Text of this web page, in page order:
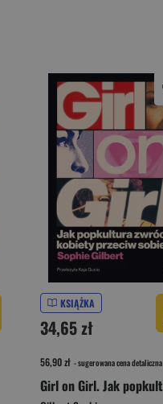
KSIĄŻKA
34,65 zł
56,90 zł - sugerowana cena detaliczna